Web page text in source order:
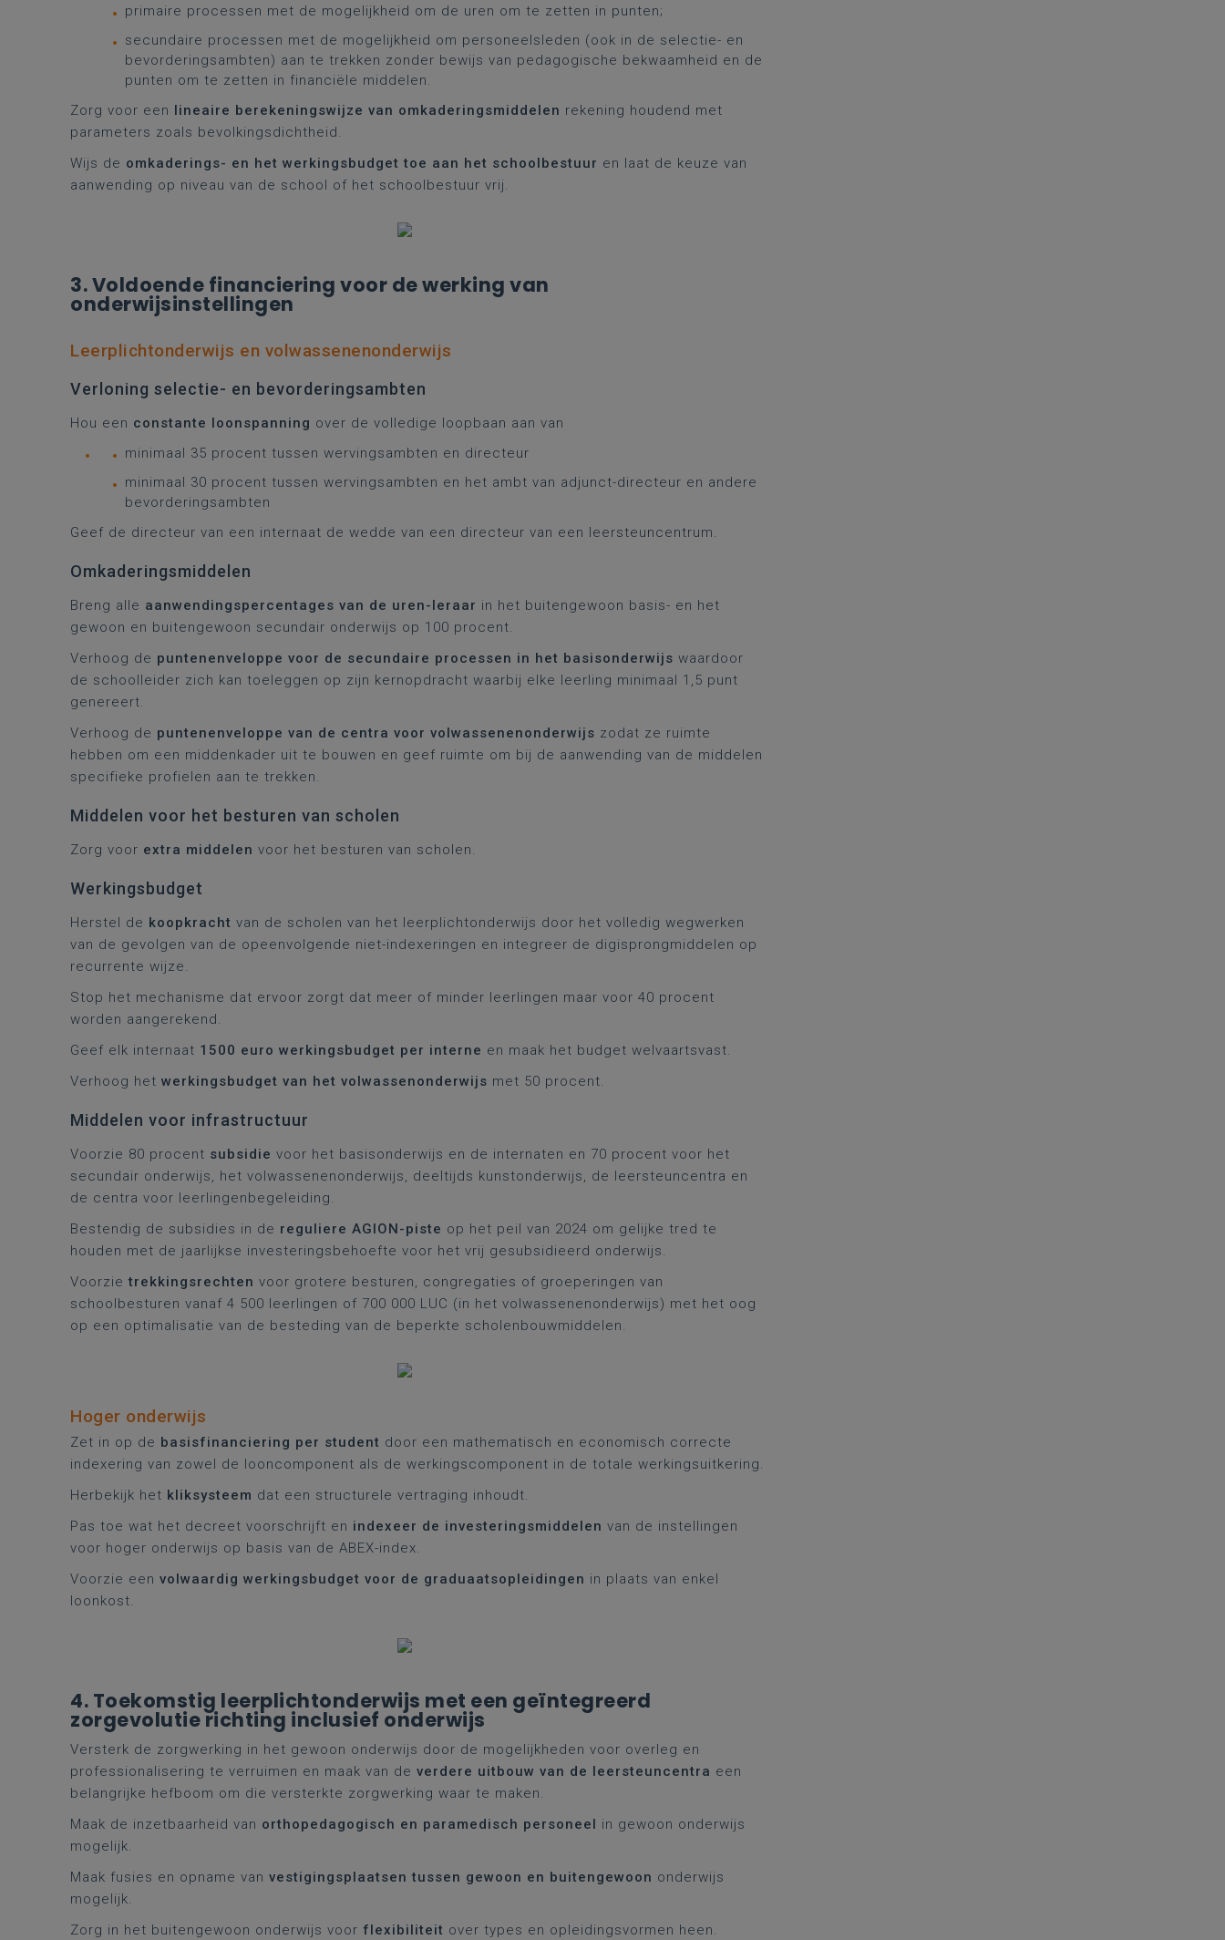
primaire processen met de mogelijkheid om de uren om te zetten in punten;
secundaire processen met de mogelijkheid om personeelsleden (ook in de selectie- en
bevorderingsambten) aan te trekken zonder bewijs van pedagogische bekwaamheid en de
punten om te zetten in financiële middelen.
Zorg voor een lineaire berekeningswijze van omkaderingsmiddelen rekening houdend met
parameters zoals bevolkingsdichtheid.
Wijs de omkaderings- en het werkingsbudget toe aan het schoolbestuur en laat de keuze van
aanwending op niveau van de school of het schoolbestuur vrij.
3. Voldoende financiering voor de werking van
onderwijsinstellingen
Leerplichtonderwijs en volwassenenonderwijs
Verloning selectie- en bevorderingsambten
Hou een constante loonspanning over de volledige loopbaan aan van
minimaal 35 procent tussen wervingsambten en directeur
minimaal 30 procent tussen wervingsambten en het ambt van adjunct-directeur en andere
bevorderingsambten
Geef de directeur van een internaat de wedde van een directeur van een leersteuncentrum.
Omkaderingsmiddelen
Breng alle aanwendingspercentages van de uren-leraar in het buitengewoon basis- en het
gewoon en buitengewoon secundair onderwijs op 100 procent.
Verhoog de puntenenveloppe voor de secundaire processen in het basisonderwijs waardoor
de schoolleider zich kan toeleggen op zijn kernopdracht waarbij elke leerling minimaal 1,5 punt
genereert.
Verhoog de puntenenveloppe van de centra voor volwassenenonderwijs zodat ze ruimte
hebben om een middenkader uit te bouwen en geef ruimte om bij de aanwending van de middelen
specifieke profielen aan te trekken.
Middelen voor het besturen van scholen
Zorg voor extra middelen voor het besturen van scholen.
Werkingsbudget
Herstel de koopkracht van de scholen van het leerplichtonderwijs door het volledig wegwerken
van de gevolgen van de opeenvolgende niet-indexeringen en integreer de digisprongmiddelen op
recurrente wijze.
Stop het mechanisme dat ervoor zorgt dat meer of minder leerlingen maar voor 40 procent
worden aangerekend.
Geef elk internaat 1500 euro werkingsbudget per interne en maak het budget welvaartsvast.
Verhoog het werkingsbudget van het volwassenonderwijs met 50 procent.
Middelen voor infrastructuur
Voorzie 80 procent subsidie voor het basisonderwijs en de internaten en 70 procent voor het
secundair onderwijs, het volwassenenonderwijs, deeltijds kunstonderwijs, de leersteuncentra en
de centra voor leerlingenbegeleiding.
Bestendig de subsidies in de reguliere AGION-piste op het peil van 2024 om gelijke tred te
houden met de jaarlijkse investeringsbehoefte voor het vrij gesubsidieerd onderwijs.
Voorzietrekkingsrechten voor grotere besturen, congregaties of groeperingen van
schoolbesturen vanaf 4 500 leerlingen of 700 000 LUC (in het volwassenenonderwijs) met het oog
op een optimalisatie van de besteding van de beperkte scholenbouwmiddelen.
Hoger onderwijs
Zet in op de basisfinanciering per student door een mathematisch en economisch correcte
indexering van zowel de looncomponent als de werkingscomponent in de totale werkingsuitkering.
Herbekijk het kliksysteem dat een structurele vertraging inhoudt.
Pas toe wat het decreet voorschrijft en indexeer de investeringsmiddelen van de instellingen
voor hoger onderwijs op basis van de ABEX-index.
Voorzie een volwaardig werkingsbudget voor de graduaatsopleidingen in plaats van enkel
loonkost.
4. Toekomstig leerplichtonderwijs met een geïntegreerd
zorgevolutie richting inclusief onderwijs
Versterk de zorgwerking in het gewoon onderwijs door de mogelijkheden voor overleg en
professionalisering te verruimen en maak van de verdere uitbouw van de leersteuncentra een
belangrijke hefboom om die versterkte zorgwerking waar te maken.
Maak de inzetbaarheid van orthopedagogisch en paramedisch personeel in gewoon onderwijs
mogelijk.
Maak fusies en opname van vestigingsplaatsen tussen gewoon en buitengewoon onderwijs
mogelijk.
Zorg in het buitengewoon onderwijs voor flexibiliteit over types en opleidingsvormen heen.